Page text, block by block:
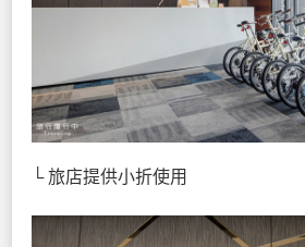
└ 旅店提供小折使用